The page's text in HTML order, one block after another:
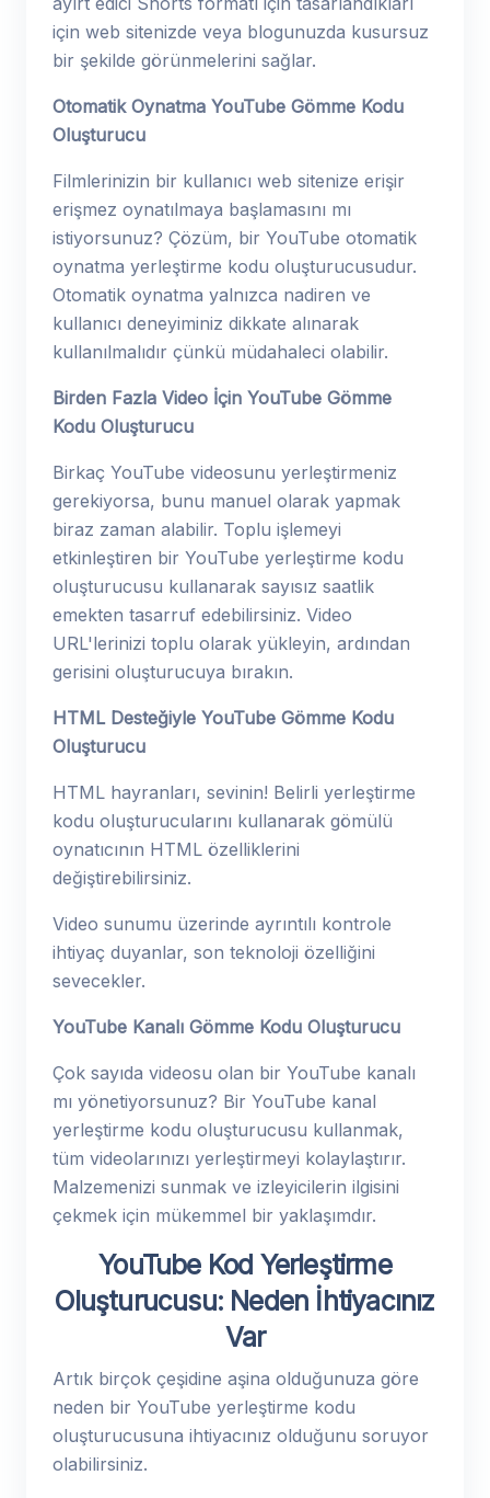
için web sitenizde veya blogunuzda kusursuz
bir şekilde görünmelerini sağlar.
Otomatik Oynatma YouTube Gömme Kodu
Oluşturucu
Filmlerinizin bir kullanıcı web sitenize erişir
erişmez oynatılmaya başlamasını mı
istiyorsunuz? Çözüm, bir YouTube otomatik
oynatma yerleştirme kodu oluşturucusudur.
Otomatik oynatma yalnızca nadiren ve
kullanıcı deneyiminiz dikkate alınarak
kullanılmalıdır çünkü müdahaleci olabilir.
Birden Fazla Video İçin YouTube Gömme
Kodu Oluşturucu
Birkaç YouTube videosunu yerleştirmeniz
gerekiyorsa, bunu manuel olarak yapmak
biraz zaman alabilir. Toplu işlemeyi
etkinleştiren bir YouTube yerleştirme kodu
oluşturucusu kullanarak sayısız saatlik
emekten tasarruf edebilirsiniz. Video
URL'lerinizi toplu olarak yükleyin, ardından
gerisini oluşturucuya bırakın.
HTML Desteğiyle YouTube Gömme Kodu
Oluşturucu
HTML hayranları, sevinin! Belirli yerleştirme
kodu oluşturucularını kullanarak gömülü
oynatıcının HTML özelliklerini
değiştirebilirsiniz.
Video sunumu üzerinde ayrıntılı kontrole
ihtiyaç duyanlar, son teknoloji özelliğini
sevecekler.
YouTube Kanalı Gömme Kodu Oluşturucu
Çok sayıda videosu olan bir YouTube kanalı
mı yönetiyorsunuz? Bir YouTube kanal
yerleştirme kodu oluşturucusu kullanmak,
tüm videolarınızı yerleştirmeyi kolaylaştırır.
Malzemenizi sunmak ve izleyicilerin ilgisini
çekmek için mükemmel bir yaklaşımdır.
YouTube Kod Yerleştirme
Oluşturucusu: Neden İhtiyacınız
Var
Artık birçok çeşidine aşina olduğunuza göre
neden bir YouTube yerleştirme kodu
oluşturucusuna ihtiyacınız olduğunu soruyor
olabilirsiniz.